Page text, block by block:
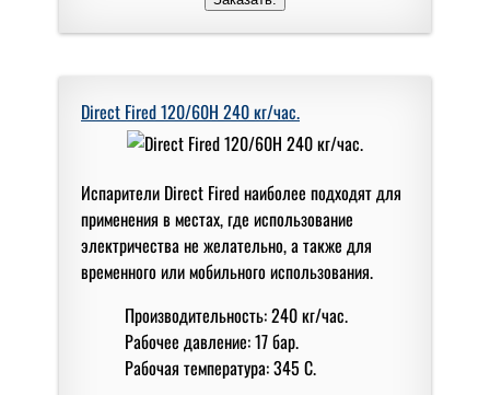
Direct Fired 120/60H 240 кг/чаc.
Испарители Direct Fired наиболее подходят для
применения в местах, где использование
электричества не желательно, а также для
временного или мобильного использования.
Производительность: 240 кг/час.
Рабочее давление: 17 бар.
Рабочая температура: 345 С.